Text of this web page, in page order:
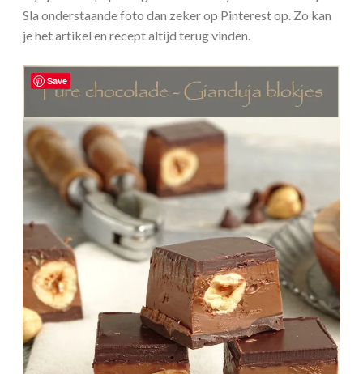
Sla onderstaande foto dan zeker op Pinterest op. Zo kan
je het artikel en recept altijd terug vinden.
Save